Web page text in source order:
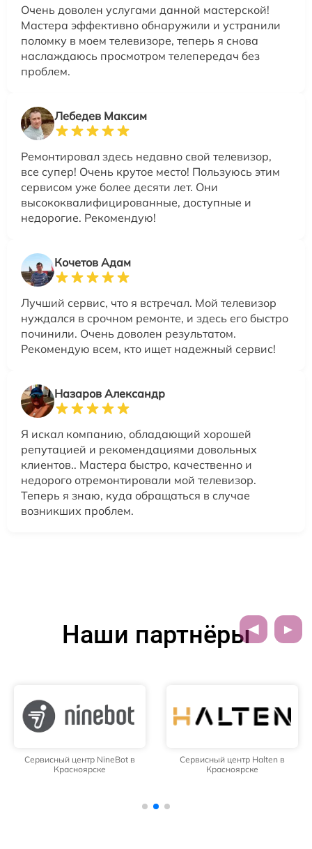
Очень доволен услугами данной мастерской!
Мастера эффективно обнаружили и устранили
поломку в моем телевизоре, теперь я снова
наслаждаюсь просмотром телепередач без
проблем.
Лебедев Максим
Ремонтировал здесь недавно свой телевизор,
все супер! Очень крутое место! Пользуюсь этим
сервисом уже более десяти лет. Они
высококвалифицированные, доступные и
недорогие. Рекомендую!
Кочетов Адам
Лучший сервис, что я встречал. Мой телевизор
нуждался в срочном ремонте, и здесь его быстро
починили. Очень доволен результатом.
Рекомендую всем, кто ищет надежный сервис!
Назаров Александр
Я искал компанию, обладающий хорошей
репутацией и рекомендациями довольных
клиентов.. Мастера быстро, качественно и
недорого отремонтировали мой телевизор.
Теперь я знаю, куда обращаться в случае
возникших проблем.
Наши партнёры
Сервисный центр NineBot в
Красноярске
Сервисный центр Halten в
Красноярске